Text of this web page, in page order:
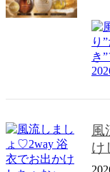
風
け